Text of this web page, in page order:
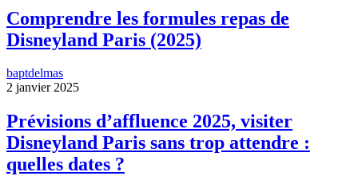
Comprendre les formules repas de
Disneyland Paris (2025)
baptdelmas
2 janvier 2025
Prévisions d’affluence 2025, visiter
Disneyland Paris sans trop attendre :
quelles dates ?